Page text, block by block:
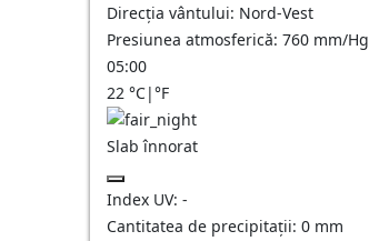
Direcția vântului: Nord-Vest
Presiunea atmosferică: 760 mm/Hg
05:00
22 °C|°F
Slab înnorat
Index UV: -
Cantitatea de precipitații: 0 mm